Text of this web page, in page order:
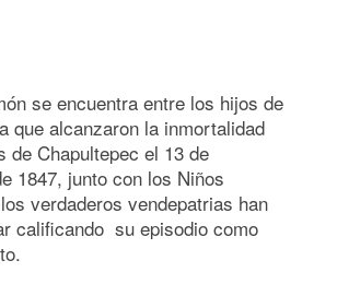
se encuentra entre los hijos de
que alcanzaron la inmortalidad
de Chapultepec el 13 de
1847, junto con los Niños
verdaderos vendepatrias han
calificando su episodio como